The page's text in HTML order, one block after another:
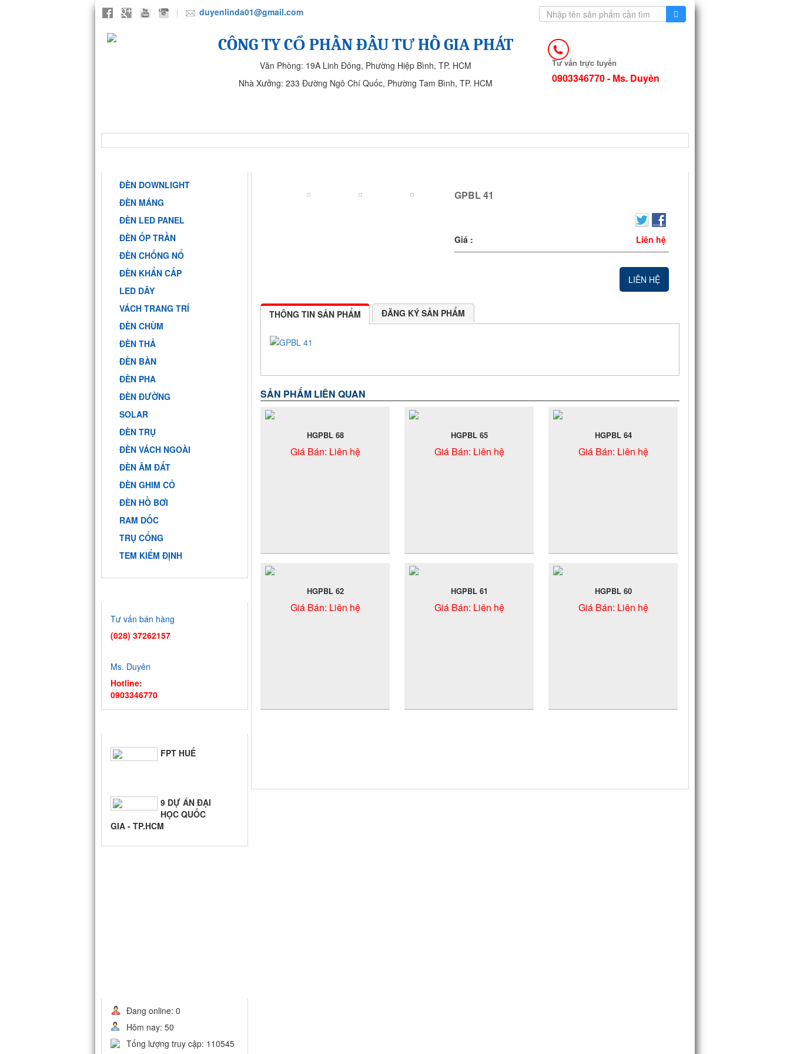
duyenlinda01@gmail.com
CÔNG TY CỔ PHẦN ĐẦU TƯ HỒ GIA PHÁT
Văn Phòng: 19A Linh Đông, Phường Hiệp Bình, TP. HCM
Nhà Xưởng: 233 Đường Ngô Chí Quốc, Phường Tam Bình, TP. HCM
Tư vấn trực tuyến
0903346770 - Ms. Duyên
ĐÈN DOWNLIGHT
ĐÈN MÁNG
ĐÈN LED PANEL
ĐÈN ỐP TRẦN
ĐÈN CHỐNG NỔ
ĐÈN KHẨN CẤP
LED DÂY
VÁCH TRANG TRÍ
ĐÈN CHÙM
ĐÈN THẢ
ĐÈN BÀN
ĐÈN PHA
ĐÈN ĐƯỜNG
SOLAR
ĐÈN TRỤ
ĐÈN VÁCH NGOÀI
ĐÈN ÂM ĐẤT
ĐÈN GHIM CỎ
ĐÈN HỒ BƠI
RAM DỐC
TRỤ CỔNG
TEM KIỂM ĐỊNH
Tư vấn bán hàng
(028) 37262157
Ms. Duyên
Hotline:
0903346770
GIA - TP.HCM
TRĂNG
FPT HUẾ
HỌC QUỐC
GIA - TP.HCM
BIỂN QUÊ
Đang online: 0
Hôm nay: 50
Tống lượng truy cập: 110545
GPBL 41
Giá : Liên hệ
LIÊN HỆ
THÔNG TIN SẢN PHẨM ĐĂNG KÝ SẢN PHẨM
SẢN PHẨM LIÊN QUAN
HGPBL 68
Giá Bán: Liên hệ
HGPBL 65
Giá Bán: Liên hệ
HGPBL 64
Giá Bán: Liên hệ
HGPBL 62
Giá Bán: Liên hệ
HGPBL 61
Giá Bán: Liên hệ
HGPBL 60
Giá Bán: Liên hệ